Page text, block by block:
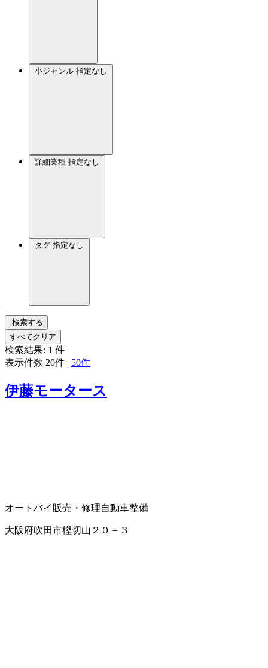
小ジャンル 指定なし
詳細業種 指定なし
タグ 指定なし
検索する
すべてクリア
検索結果: 1 件
表示件数 20件 | 50件
伊藤モータース
オートバイ販売・修理自動車整備
大阪府吹田市樫切山２０－３